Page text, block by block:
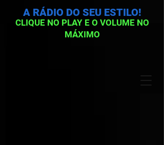
CLIQUE NO PLAY E O VOLUME NO
MÁXIMO
A RÁDIO DO SEU ESTILO!